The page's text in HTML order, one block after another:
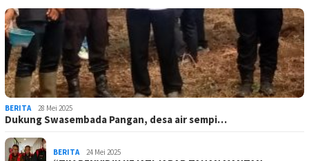
BERITA 28 Mei 2025
Dukung Swasembada Pangan, desa air sempi…
BERITA 24 Mei 2025